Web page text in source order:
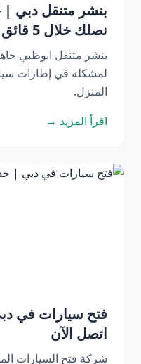
نصلك خلال 5 قائق
بنشر متنقل ابوظبي
لمشكلة في إطارات
المنزل.
اقرأ المزيد →
اتصل الآن
شركة فتح السيارات